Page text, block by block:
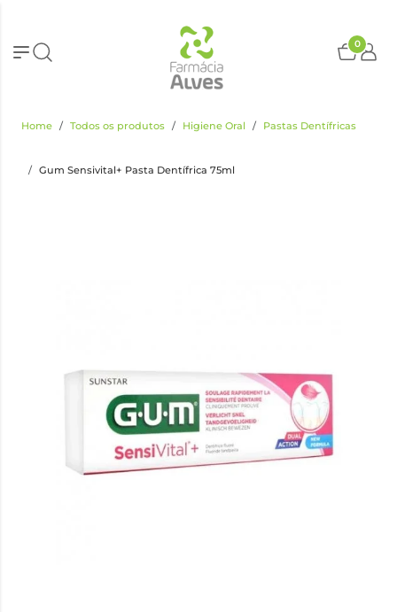
0
Home Todos os produtos Higiene Oral Pastas Dentífricas
Gum Sensivital+ Pasta Dentífrica 75ml